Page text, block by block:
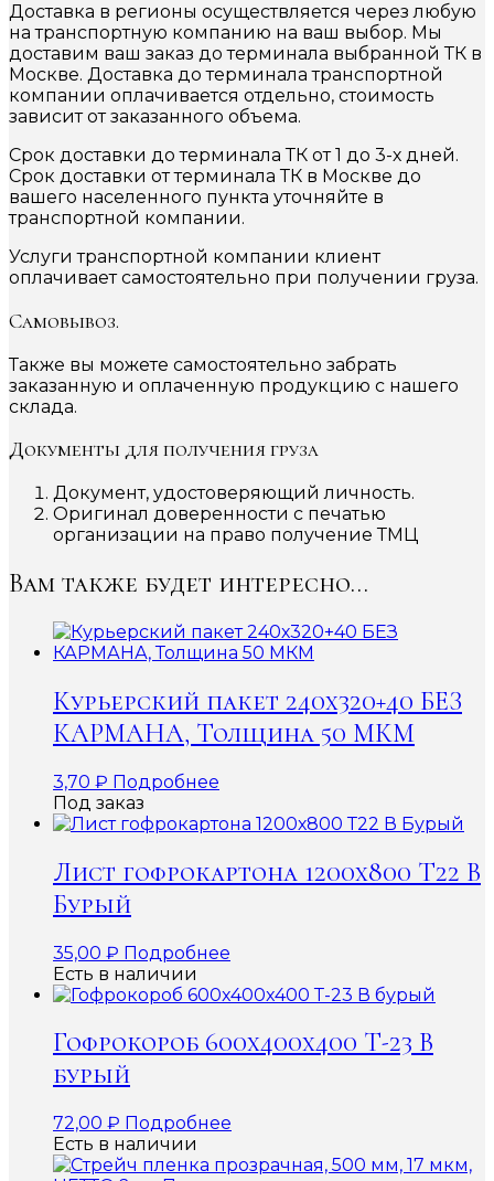
Доставка в регионы осуществляется через любую
на транспортную компанию на ваш выбор. Мы
доставим ваш заказ до терминала выбранной ТК в
Москве. Доставка до терминала транспортной
компании оплачивается отдельно, стоимость
зависит от заказанного объема.
Срок доставки до терминала ТК от 1 до 3-х дней.
Срок доставки от терминала ТК в Москве до
вашего населенного пункта уточняйте в
транспортной компании.
Услуги транспортной компании клиент
оплачивает самостоятельно при получении груза.
Самовывоз.
Также вы можете самостоятельно забрать
заказанную и оплаченную продукцию с нашего
склада.
Документы для получения груза
Документ, удостоверяющий личность.
Оригинал доверенности с печатью
организации на право получение ТМЦ
Вам также будет интересно…
Курьерский пакет 240х320+40 БЕЗ
КАРМАНА, Толщина 50 МКМ
3,70 ₽ Подробнее
Под заказ
Лист гофрокартона 1200х800 Т22 В
Бурый
35,00 ₽ Подробнее
Есть в наличии
Гофрокороб 600x400x400 Т-23 В
бурый
72,00 ₽ Подробнее
Есть в наличии